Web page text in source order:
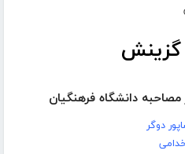
گزینش
دانشگاه فرهنگیان
دوگر